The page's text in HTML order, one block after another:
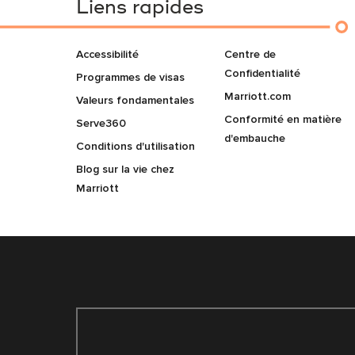
Liens rapides
Accessibilité
Programmes de visas
Valeurs fondamentales
Serve360
Conditions d'utilisation
Blog sur la vie chez
Marriott
Centre de
Confidentialité
Marriott.com
Conformité en matière
d'embauche